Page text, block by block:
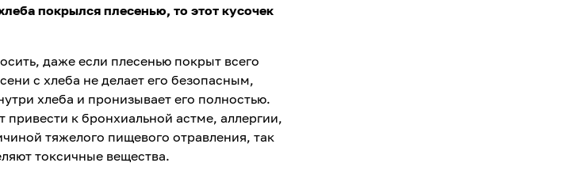
покрылся плесенью, то этот кусочек
даже если плесенью покрыт всего
с хлеба не делает его безопасным,
хлеба и пронизывает его полностью.
к бронхиальной астме, аллергии,
тяжелого пищевого отравления, так
токсичные вещества.